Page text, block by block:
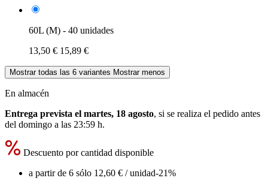
60L (M) - 40 unidades
13,50 € 15,89 €
Mostrar todas las 6 variantes Mostrar menos
En almacén
Entrega prevista el martes, 18 agosto, si se realiza el pedido antes
del domingo a las 23:59 h.
Descuento por cantidad disponible
a partir de 6 sólo 12,60 € / unidad-21%